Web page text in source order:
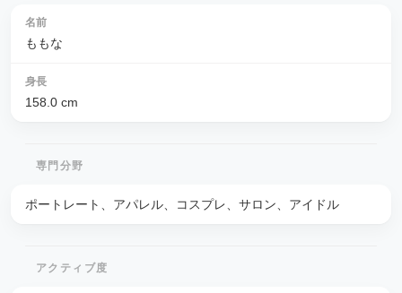
名前
ももな
身長
158.0 cm
専門分野
ポートレート、アパレル、コスプレ、サロン、アイドル
アクティブ度